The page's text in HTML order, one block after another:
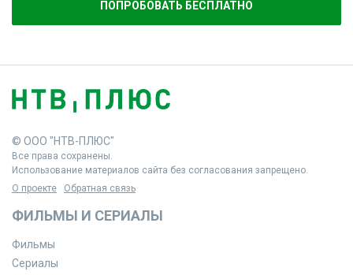
ПОПРОБОВАТЬ БЕСПЛАТНО
© ООО "НТВ-ПЛЮС"
Все права сохранены.
Использование материалов сайта без согласования запрещено.
О проекте
Обратная связь
ФИЛЬМЫ И СЕРИАЛЫ
Фильмы
Сериалы